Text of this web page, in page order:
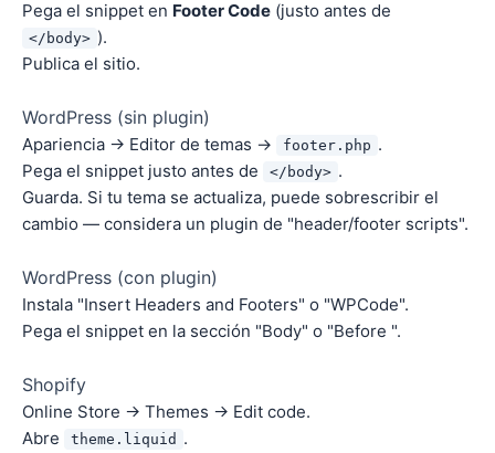
Pega el snippet en Footer Code (justo antes de
</body> ).
Publica el sitio.
WordPress (sin plugin)
Apariencia → Editor de temas → footer.php .
Pega el snippet justo antes de
</body> .
Guarda. Si tu tema se actualiza, puede sobrescribir el
cambio — considera un plugin de "header/footer scripts".
WordPress (con plugin)
Instala "Insert Headers and Footers" o "WPCode".
Pega el snippet en la sección "Body" o "Before ".
Shopify
Online Store → Themes → Edit code.
Abre
theme.liquid .